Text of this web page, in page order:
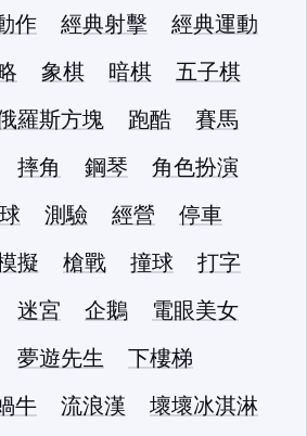
作 經典射擊
經典運動
象棋 暗棋
五子棋
羅斯方塊 跑酷
賽馬
摔角 鋼琴
角色扮演
測驗 經營
停車
擬 槍戰 撞球
打字
迷宮 企鵝
電眼美女
夢遊先生
下樓梯
牛 流浪漢 壞壞冰淇淋